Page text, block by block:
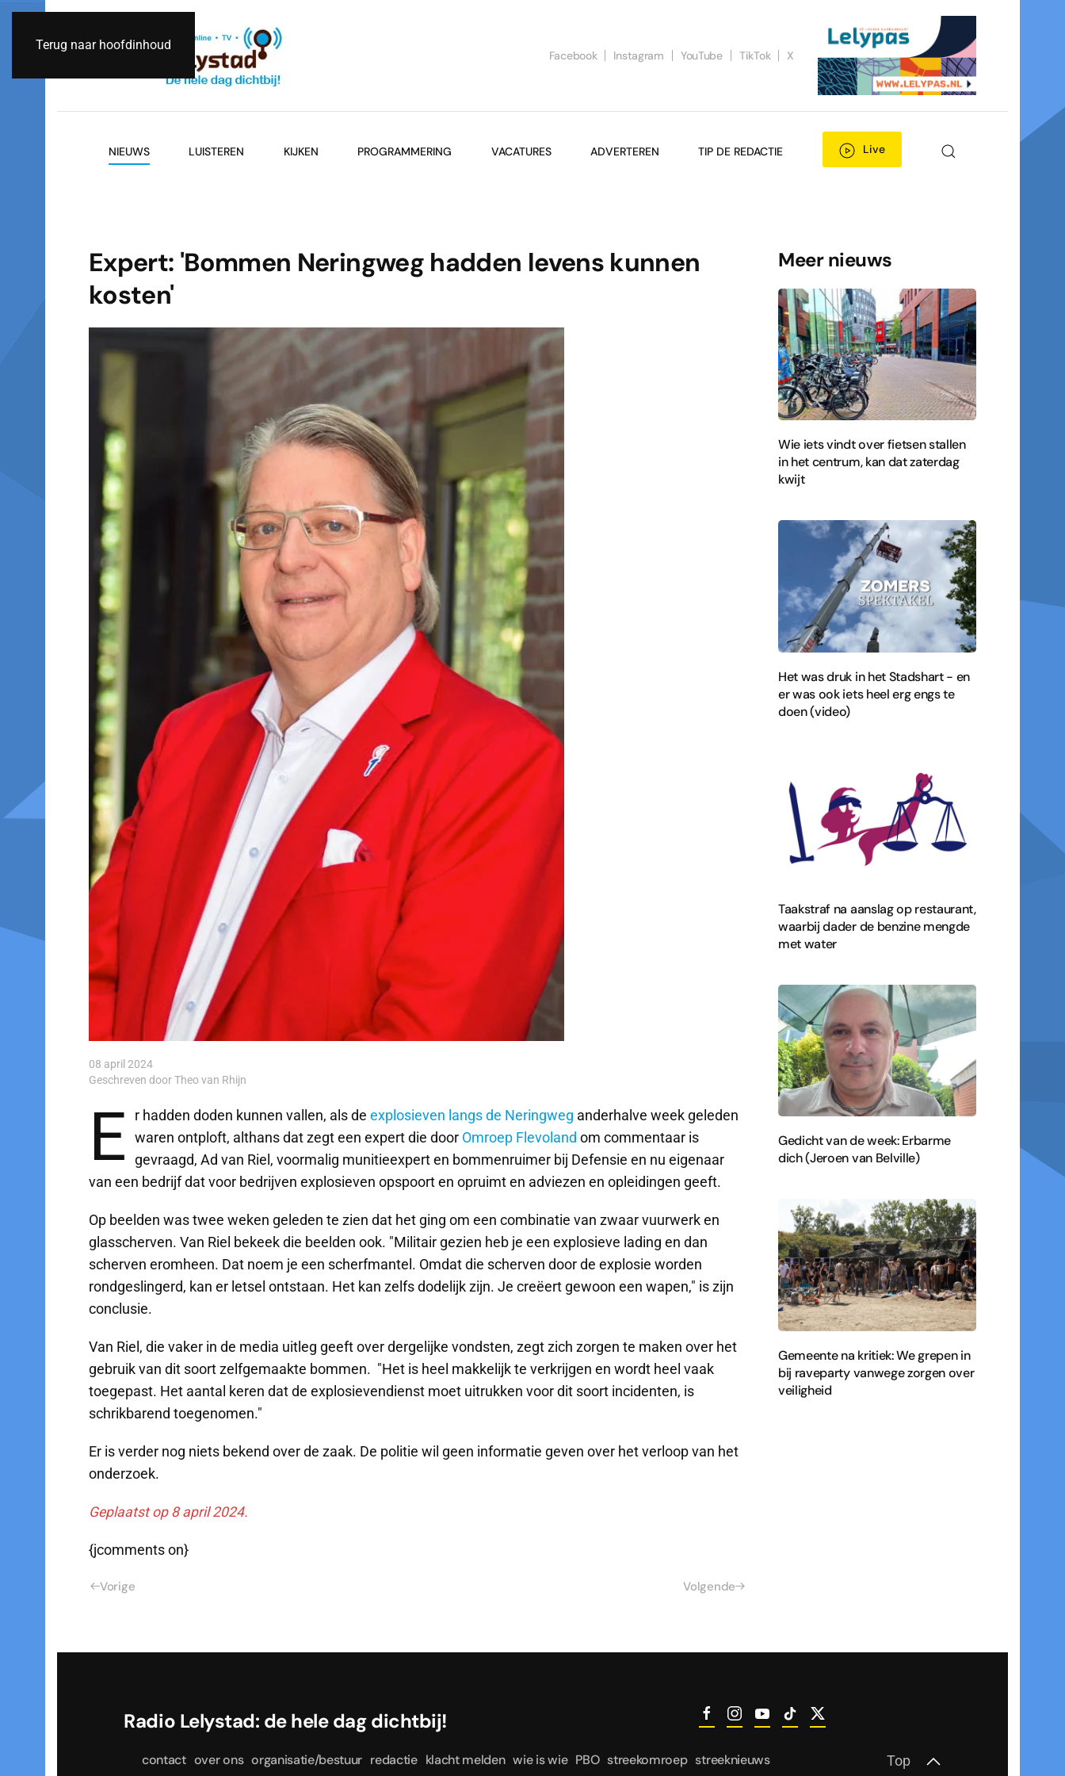
Terug naar hoofdinhoud
Facebook Instagram YouTube TikTok X
NIEUWS LUISTEREN KIJKEN PROGRAMMERING VACATURES ADVERTEREN TIP DE REDACTIE Live
Expert: 'Bommen Neringweg hadden levens kunnen
kosten'
08 april 2024
Geschreven door Theo van Rhijn
E r hadden doden kunnen vallen, als de explosieven langs de Neringweg anderhalve week geleden
waren ontploft, althans dat zegt een expert die door Omroep Flevoland om commentaar is
gevraagd, Ad van Riel, voormalig munitieexpert en bommenruimer bij Defensie en nu eigenaar
van een bedrijf dat voor bedrijven explosieven opspoort en opruimt en adviezen en opleidingen geeft.
Op beelden was twee weken geleden te zien dat het ging om een combinatie van zwaar vuurwerk en
glasscherven. Van Riel bekeek die beelden ook. "Militair gezien heb je een explosieve lading en dan
scherven eromheen. Dat noem je een scherfmantel. Omdat die scherven door de explosie worden
rondgeslingerd, kan er letsel ontstaan. Het kan zelfs dodelijk zijn. Je creëert gewoon een wapen," is zijn
conclusie.
Van Riel, die vaker in de media uitleg geeft over dergelijke vondsten, zegt zich zorgen te maken over het
gebruik van dit soort zelfgemaakte bommen. "Het is heel makkelijk te verkrijgen en wordt heel vaak
toegepast. Het aantal keren dat de explosievendienst moet uitrukken voor dit soort incidenten, is
schrikbarend toegenomen."
Er is verder nog niets bekend over de zaak. De politie wil geen informatie geven over het verloop van het
onderzoek.
Geplaatst op 8 april 2024.
{jcomments on}
Vorige Volgende
Meer nieuws
Wie iets vindt over fietsen stallen
in het centrum, kan dat zaterdag
kwijt
Het was druk in het Stadshart - en
er was ook iets heel erg engs te
doen (video)
Taakstraf na aanslag op restaurant,
waarbij dader de benzine mengde
met water
Gedicht van de week: Erbarme
dich (Jeroen van Belville)
Gemeente na kritiek: We grepen in
bij raveparty vanwege zorgen over
veiligheid
Radio Lelystad: de hele dag dichtbij!
contact over ons organisatie/bestuur redactie klacht melden wie is wie PBO streekomroep streeknieuws Top